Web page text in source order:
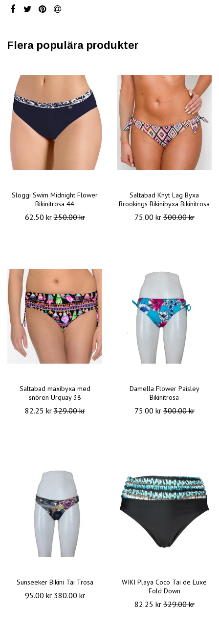
Flera populära produkter
Sloggi Swim Midnight Flower
Bikinitrosa 44
62.50 kr250.00 kr
Saltabad Knyt Lag Byxa
Brookings Bikinibyxa Bikinitrosa
75.00 kr300.00 kr
Saltabad maxibyxa med
snören Urquay 38
82.25 kr329.00 kr
Damella Flower Paisley
Bikinitrosa
75.00 kr300.00 kr
Sunseeker Bikini Tai Trosa
95.00 kr380.00 kr
WIKI Playa Coco Tai de Luxe
Fold Down
82.25 kr329.00 kr